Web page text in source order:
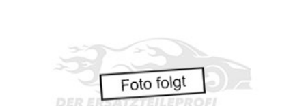
Mercedes Ersatzteile
Mini Ersatzteile